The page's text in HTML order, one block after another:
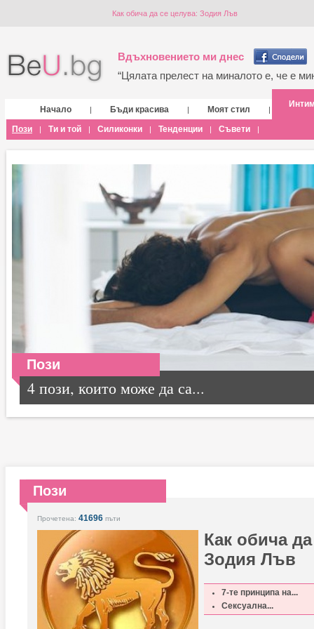
Как обича да се целува: Зодия Лъв
Вдъхновението ми днес
“Цялата прелест на миналото е, че е
Начало | Бъди красива | Моят стил |
Пози | Ти и той | Силиконки | Тенденции | Съвети |
Пози
4 пози, които може да са...
Пози
Прочетена: 41696 пъти
Как обича
Зодия Лъв
7-те принципа на...
Сексуална...